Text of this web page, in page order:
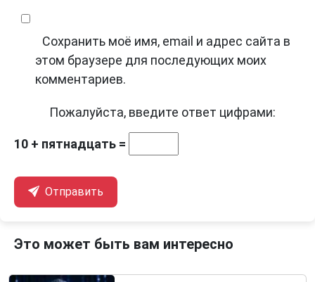
Сохранить моё имя, email и адрес сайта в
этом браузере для последующих моих
комментариев.
Пожалуйста, введите ответ цифрами:
10 + пятнадцать =
Отправить
Это может быть вам интересно